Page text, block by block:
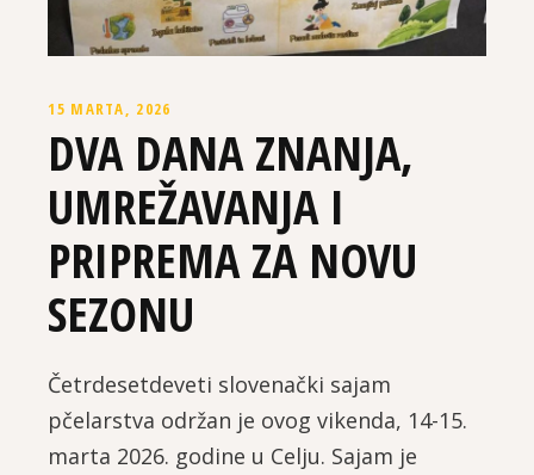
15 MARTA, 2026
DVA DANA ZNANJA,
UMREŽAVANJA I
PRIPREMA ZA NOVU
SEZONU
Četrdesetdeveti slovenački sajam
pčelarstva održan je ovog vikenda, 14-15.
marta 2026. godine u Celju. Sajam je